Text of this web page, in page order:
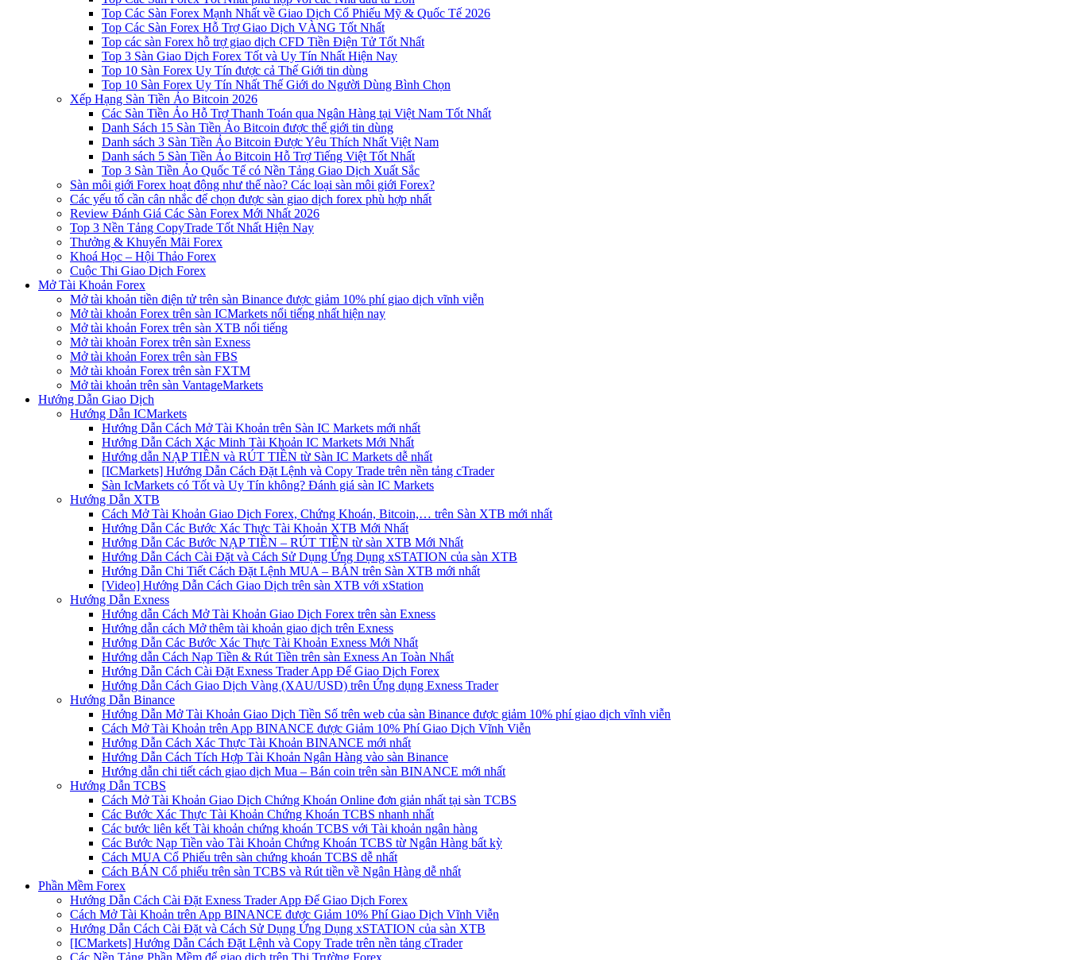
Top Các Sàn Forex Mạnh Nhất về Giao Dịch Cổ Phiếu Mỹ & Quốc Tế 2026
Top Các Sàn Forex Hỗ Trợ Giao Dịch VÀNG Tốt Nhất
Top các sàn Forex hỗ trợ giao dịch CFD Tiền Điện Tử Tốt Nhất
Top 3 Sàn Giao Dịch Forex Tốt và Uy Tín Nhất Hiện Nay
Top 10 Sàn Forex Uy Tín được cả Thế Giới tin dùng
Top 10 Sàn Forex Uy Tín Nhất Thế Giới do Người Dùng Bình Chọn
Xếp Hạng Sàn Tiền Ảo Bitcoin 2026
Các Sàn Tiền Ảo Hỗ Trợ Thanh Toán qua Ngân Hàng tại Việt Nam Tốt Nhất
Danh Sách 15 Sàn Tiền Ảo Bitcoin được thế giới tin dùng
Danh sách 3 Sàn Tiền Ảo Bitcoin Được Yêu Thích Nhất Việt Nam
Danh sách 5 Sàn Tiền Ảo Bitcoin Hỗ Trợ Tiếng Việt Tốt Nhất
Top 3 Sàn Tiền Ảo Quốc Tế có Nền Tảng Giao Dịch Xuất Sắc
Sàn môi giới Forex hoạt động như thế nào? Các loại sàn môi giới Forex?
Các yếu tố cần cân nhắc để chọn được sàn giao dịch forex phù hợp nhất
Review Đánh Giá Các Sàn Forex Mới Nhất 2026
Top 3 Nền Tảng CopyTrade Tốt Nhất Hiện Nay
Thưởng & Khuyến Mãi Forex
Khoá Học – Hội Thảo Forex
Cuộc Thi Giao Dịch Forex
Mở Tài Khoản Forex
Mở tài khoản tiền điện tử trên sàn Binance được giảm 10% phí giao dịch vĩnh viễn
Mở tài khoản Forex trên sàn ICMarkets nổi tiếng nhất hiện nay
Mở tài khoản Forex trên sàn XTB nổi tiếng
Mở tài khoản Forex trên sàn Exness
Mở tài khoản Forex trên sàn FBS
Mở tài khoản Forex trên sàn FXTM
Mở tài khoản trên sàn VantageMarkets
Hướng Dẫn Giao Dịch
Hướng Dẫn ICMarkets
Hướng Dẫn Cách Mở Tài Khoản trên Sàn IC Markets mới nhất
Hướng Dẫn Cách Xác Minh Tài Khoản IC Markets Mới Nhất
Hướng dẫn NẠP TIỀN và RÚT TIỀN từ Sàn IC Markets dễ nhất
[ICMarkets] Hướng Dẫn Cách Đặt Lệnh và Copy Trade trên nền tảng cTrader
Sàn IcMarkets có Tốt và Uy Tín không? Đánh giá sàn IC Markets
Hướng Dẫn XTB
Cách Mở Tài Khoản Giao Dịch Forex, Chứng Khoán, Bitcoin,… trên Sàn XTB mới nhất
Hướng Dẫn Các Bước Xác Thực Tài Khoản XTB Mới Nhất
Hướng Dẫn Các Bước NẠP TIỀN – RÚT TIỀN từ sàn XTB Mới Nhất
Hướng Dẫn Cách Cài Đặt và Cách Sử Dụng Ứng Dụng xSTATION của sàn XTB
Hướng Dẫn Chi Tiết Cách Đặt Lệnh MUA – BÁN trên Sàn XTB mới nhất
[Video] Hướng Dẫn Cách Giao Dịch trên sàn XTB với xStation
Hướng Dẫn Exness
Hướng dẫn Cách Mở Tài Khoản Giao Dịch Forex trên sàn Exness
Hướng dẫn cách Mở thêm tài khoản giao dịch trên Exness
Hướng Dẫn Các Bước Xác Thực Tài Khoản Exness Mới Nhất
Hướng dẫn Cách Nạp Tiền & Rút Tiền trên sàn Exness An Toàn Nhất
Hướng Dẫn Cách Cài Đặt Exness Trader App Để Giao Dịch Forex
Hướng Dẫn Cách Giao Dịch Vàng (XAU/USD) trên Ứng dụng Exness Trader
Hướng Dẫn Binance
Hướng Dẫn Mở Tài Khoản Giao Dịch Tiền Số trên web của sàn Binance được giảm 10% phí giao dịch vĩnh viễn
Cách Mở Tài Khoản trên App BINANCE được Giảm 10% Phí Giao Dịch Vĩnh Viễn
Hướng Dẫn Cách Xác Thực Tài Khoản BINANCE mới nhất
Hướng Dẫn Cách Tích Hợp Tài Khoản Ngân Hàng vào sàn Binance
Hướng dẫn chi tiết cách giao dịch Mua – Bán coin trên sàn BINANCE mới nhất
Hướng Dẫn TCBS
Cách Mở Tài Khoản Giao Dịch Chứng Khoán Online đơn giản nhất tại sàn TCBS
Các Bước Xác Thực Tài Khoản Chứng Khoán TCBS nhanh nhất
Các bước liên kết Tài khoản chứng khoán TCBS với Tài khoản ngân hàng
Các Bước Nạp Tiền vào Tài Khoản Chứng Khoán TCBS từ Ngân Hàng bất kỳ
Cách MUA Cổ Phiếu trên sàn chứng khoán TCBS dễ nhất
Cách BÁN Cổ phiếu trên sàn TCBS và Rút tiền về Ngân Hàng dễ nhất
Phần Mềm Forex
Hướng Dẫn Cách Cài Đặt Exness Trader App Để Giao Dịch Forex
Cách Mở Tài Khoản trên App BINANCE được Giảm 10% Phí Giao Dịch Vĩnh Viễn
Hướng Dẫn Cách Cài Đặt và Cách Sử Dụng Ứng Dụng xSTATION của sàn XTB
[ICMarkets] Hướng Dẫn Cách Đặt Lệnh và Copy Trade trên nền tảng cTrader
Các Nền Tảng Phần Mềm để giao dịch trên Thị Trường Forex